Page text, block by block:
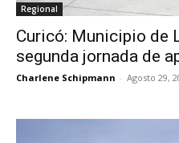
Regional
Curicó: Municipio de
segunda jornada de
Charlene Schipmann - Agosto 29,